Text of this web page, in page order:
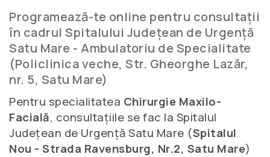
Programează-te online pentru consultații
în cadrul Spitalului Județean de Urgență
Satu Mare - Ambulatoriu de Specialitate
(Policlinica veche, Str. Gheorghe Lazăr,
nr. 5, Satu Mare)
Pentru specialitatea Chirurgie Maxilo-
Facială, consultațiile se fac la Spitalul
Județean de Urgență Satu Mare (Spitalul
Nou - Strada Ravensburg, Nr.2, Satu Mare)